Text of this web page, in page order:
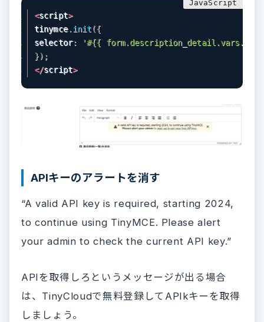
<script>
tinymce. init({
selector:
'#{{ form.description_detail.vars.id
}) ;
</script>
APIキーのアラートを消す
“A valid API key is required, starting 2024,
to continue using TinyMCE. Please alert
your admin to check the current API key.”
APIを取得しろというメッセージが出る場合
は、TinyCloudで無料登録してAPIkキーを取得
しましょう。